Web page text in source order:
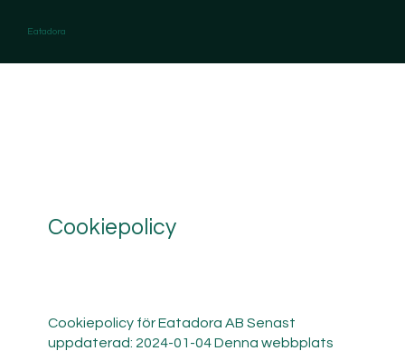
Eatadora
Cookiepolicy
Cookiepolicy för Eatadora AB Senast
uppdaterad: 2024-01-04 Denna webbplats